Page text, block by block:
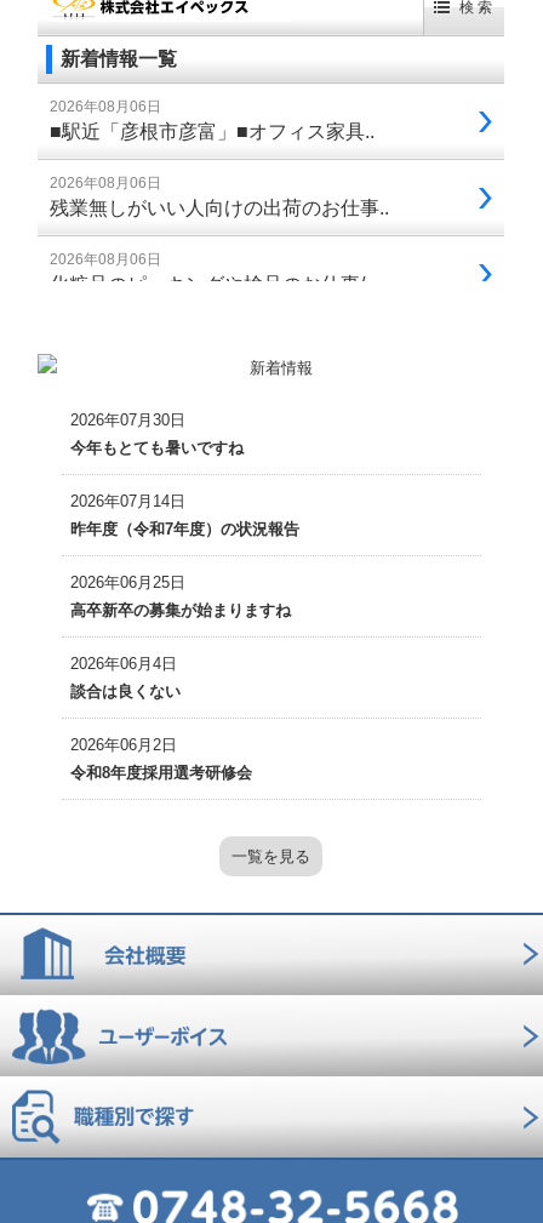
2026年07月30日
今年もとても暑いですね
2026年07月14日
昨年度（令和7年度）の状況報告
2026年06月25日
高卒新卒の募集が始まりますね
2026年06月4日
談合は良くない
2026年06月2日
令和8年度採用選考研修会
一覧を見る